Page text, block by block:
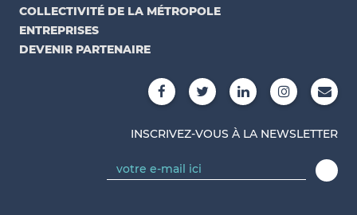
COLLECTIVITÉ DE LA MÉTROPOLE
ENTREPRISES
DEVENIR PARTENAIRE
INSCRIVEZ-VOUS À LA NEWSLETTER